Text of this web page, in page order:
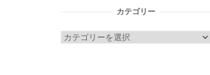
カテゴリー
カ